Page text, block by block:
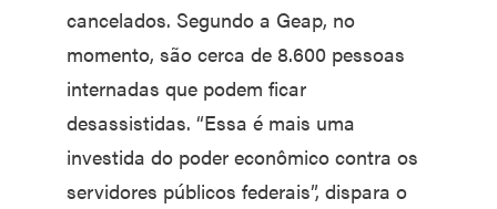
cancelados. Segundo a Geap, no
momento, são cerca de 8.600 pessoas
internadas que podem ficar
desassistidas. “Essa é mais uma
investida do poder econômico contra os
servidores públicos federais”, dispara o